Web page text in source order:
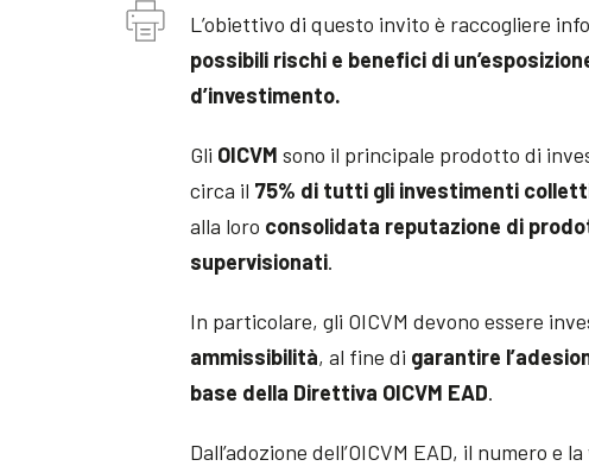
L’obiettivo di questo invito è raccogliere
possibili rischi e benefici di
d’investimento.
Gli OICVM sono il principale prodotto di
circa il 75% di tutti gli investimenti
alla loro consolidata reputazione di
supervisionati.
In particolare, gli OICVM devono essere
ammissibilità, al fine di garantire
base della Direttiva OICVM EAD.
Dall’adozione dell’OICVM EAD, il numero